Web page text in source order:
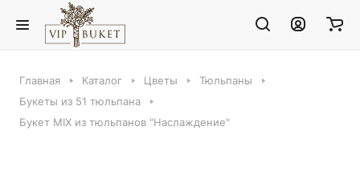
Главная Каталог Цветы
Тюльпаны
Букеты из 51 тюльпана
Букет MIX из тюльпанов "Наслаждение"